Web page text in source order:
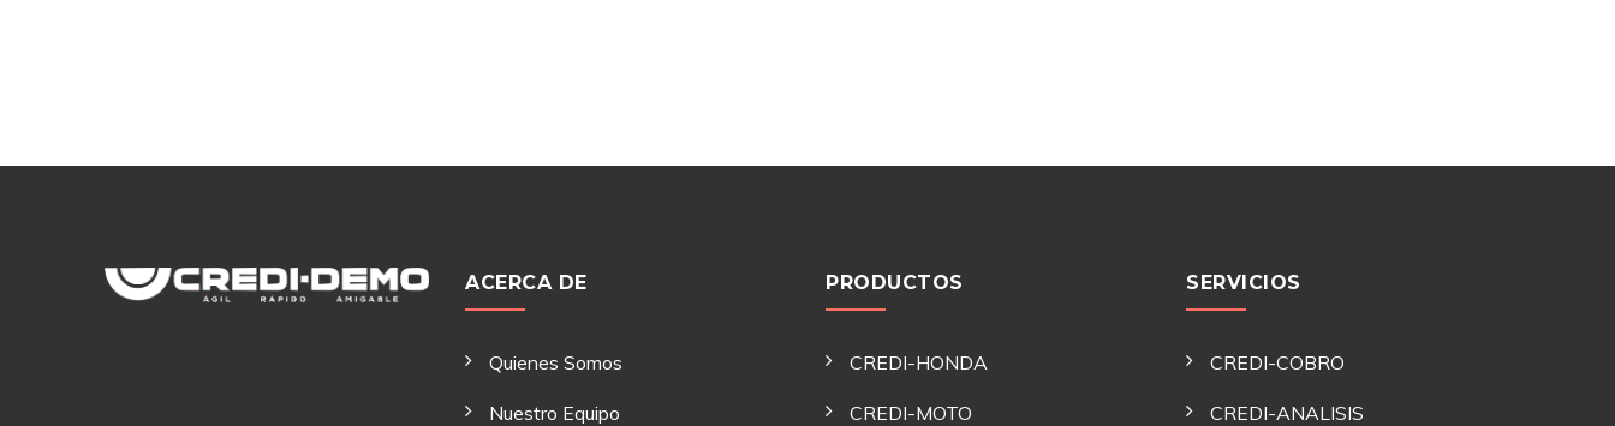
ACERCA DE
Quienes Somos
Nuestro Equipo
PRODUCTOS
CREDI-HONDA
CREDI-MOTO
SERVICIOS
CREDI-COBRO
CREDI-ANALISIS